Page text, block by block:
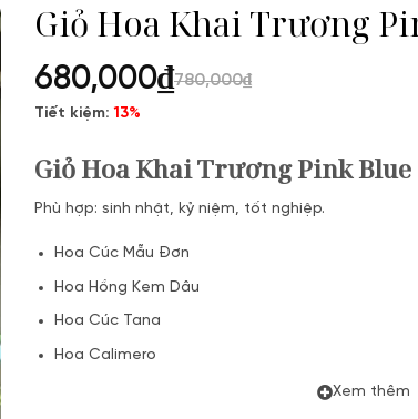
Giỏ Hoa Khai Trương
680,000₫780,000₫
Tiết kiệm:13%
Giỏ Hoa Khai Trương Pink Blue
Phù hợp: sinh nhật, kỷ niệm, tốt nghiệp.
Hoa Cúc Mẫu Đơn
Hoa Hồng Kem Dâu
Hoa Cúc Tana
Hoa Calimero
Xem thêm